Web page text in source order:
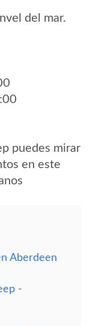
del mar.
puedes mirar
en este
Aberdeen
-